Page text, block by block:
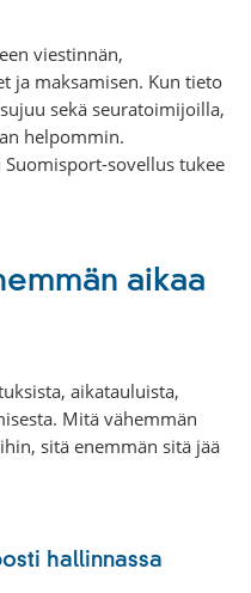
viestinnän,
ja maksamisen. Kun tieto
sekä seuratoimijoilla,
helpommin.
sovellus tukee
aikaa
aikatauluista,
Mitä vähemmän
sitä enemmän sitä jää
hallinnassa